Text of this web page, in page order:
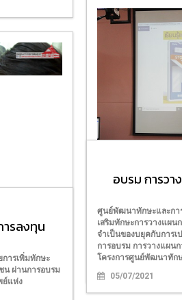
ยานการเรียนรู้
หลักสูตรการ
วลา 09.00 -
ารลงทุน
การเพิ่มทักษะ
น ผ่านการอบรม
ย์แห่ง
อบ
ศูนย์พัฒนาทักษะและกา
จัดอบรมหลักสูตร “ดิจิทั
2565 เวลา 09.00 –
แม่ฮ่องสอน วิทยากรโด
21/02/2022
อบรม การวา
ศูนย์พัฒนาทักษะและกา
เสริมทักษะการวางแผน
จำเป็นของบยุคกับการเ
การอบรม การวางแผน
โครงการศูนย์พัฒนาทัก
05/07/2021